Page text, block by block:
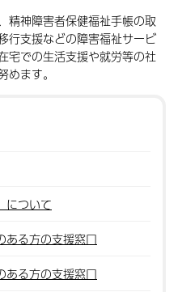
精神障害者保健福祉手帳の取
行支援などの障害福祉サービ
宅での生活支援や就労等の社
ます。
について
ある方の支援窓口
ある方の支援窓口